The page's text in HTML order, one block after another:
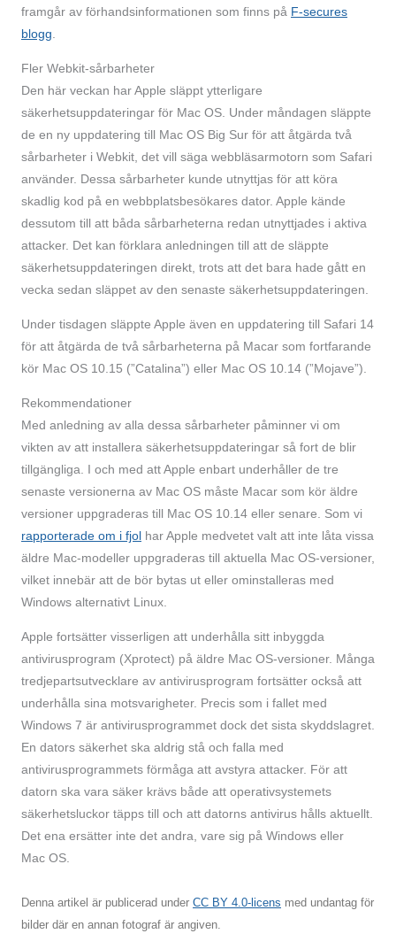
framgår av förhandsinformationen som finns på F-secures
blogg
Fler Webkit-sårbarheter
Den här veckan har Apple släppt ytterligare
säkerhetsuppdateringar för Mac OS. Under måndagen släppte
de en ny uppdatering till Mac OS Big Sur för att åtgärda två
sårbarheter i Webkit, det vill säga webbläsarmotorn som Safari
använder. Dessa sårbarheter kunde utnyttjas för att köra
skadlig kod på en webbplatsbesökares dator. Apple kände
dessutom till att båda sårbarheterna redan utnyttjades i aktiva
attacker. Det kan förklara anledningen till att de släppte
säkerhetsuppdateringen direkt, trots att det bara hade gått en
vecka sedan släppet av den senaste säkerhetsuppdateringen.
Under tisdagen släppte Apple även en uppdatering till Safari 14
för att åtgärda de två sårbarheterna på Macar som fortfarande
kör Mac OS 10.15 (”Catalina”) eller Mac OS 10.14 (”Mojave”).
Rekommendationer
Med anledning av alla dessa sårbarheter påminner vi om
vikten av att installera säkerhetsuppdateringar så fort de blir
tillgängliga. I och med att Apple enbart underhåller de tre
senaste versionerna av Mac OS måste Macar som kör äldre
versioner uppgraderas till Mac OS 10.14 eller senare. Som vi
rapporterade om i fjol har Apple medvetet valt att inte låta vissa
äldre Mac-modeller uppgraderas till aktuella Mac OS-versioner,
vilket innebär att de bör bytas ut eller ominstalleras med
Windows alternativt Linux.
Apple fortsätter visserligen att underhålla sitt inbyggda
antivirusprogram (Xprotect) på äldre Mac OS-versioner. Många
tredjepartsutvecklare av antivirusprogram fortsätter också att
underhålla sina motsvarigheter. Precis som i fallet med
Windows 7 är antivirusprogrammet dock det sista skyddslagret.
En dators säkerhet ska aldrig stå och falla med
antivirusprogrammets förmåga att avstyra attacker. För att
datorn ska vara säker krävs både att operativsystemets
säkerhetsluckor täpps till och att datorns antivirus hålls aktuellt.
Det ena ersätter inte det andra, vare sig på Windows eller
Mac OS.
Denna artikel är publicerad under CC BY 4.0-licens med undantag för
bilder där en annan fotograf är angiven.